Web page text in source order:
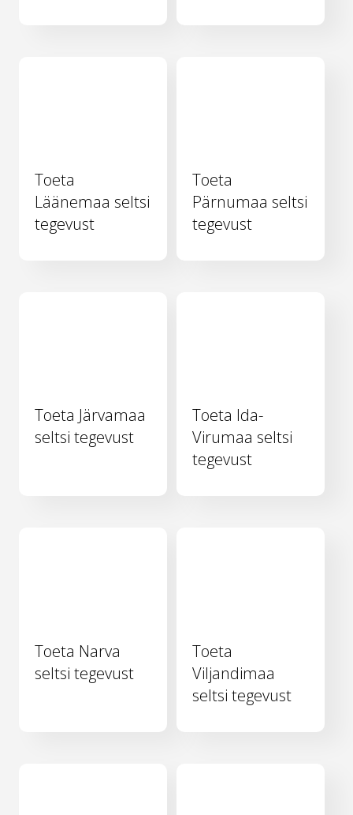
Toeta
Läänemaa seltsi
tegevust
Toeta
Pärnumaa seltsi
tegevust
Toeta Järvamaa
seltsi tegevust
Toeta Ida-
Virumaa seltsi
tegevust
Toeta Narva
seltsi tegevust
Toeta
Viljandimaa
seltsi tegevust